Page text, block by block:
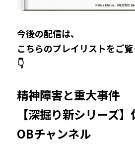
今後の配信は、
こちらのプレイリストをご覧
👇
精神障害と重大事件
【深掘り新シリーズ
OBチャンネル